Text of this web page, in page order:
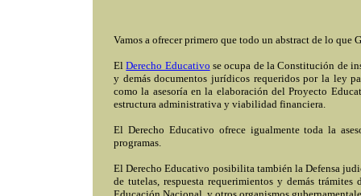
Vamos a ofrecer primero que todo un abstract de lo
ElDerecho Educativo se ocupa de la Constitución de
y demás documentos jurídicos requeridos por la ley
como la asesoría en la elaboración del Proyecto
estructura administrativa y viabilidad financiera.
El Derecho Educativo ofrece igualmente toda la
programas.
El Derecho Educativo posibilita también la Defensa
de tutelas, respuesta requerimientos y demás